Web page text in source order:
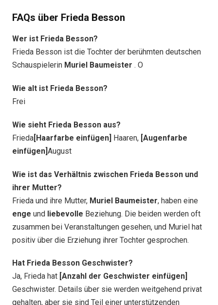
FAQs über Frieda Besson
Wer ist Frieda Besson?
Frieda Besson ist die Tochter der berühmten deutschen
Schauspielerin Muriel Baumeister . O
Wie alt ist Frieda Besson?
Frei
Wie sieht Frieda Besson aus?
Frieda[Haarfarbe einfügen] Haaren, [Augenfarbe
einfügen]August
Wie ist das Verhältnis zwischen Frieda Besson und
ihrer Mutter?
Frieda und ihre Mutter, Muriel Baumeister, haben eine
enge und liebevolle Beziehung. Die beiden werden oft
zusammen bei Veranstaltungen gesehen, und Muriel hat
positiv über die Erziehung ihrer Tochter gesprochen.
Hat Frieda Besson Geschwister?
Ja, Frieda hat [Anzahl der Geschwister einfügen]
Geschwister. Details über sie werden weitgehend privat
gehalten, aber sie sind Teil einer unterstützenden